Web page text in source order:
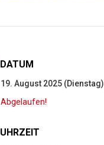
DATUM
19. August 2025 (Dienstag)
Abgelaufen!
UHRZEIT